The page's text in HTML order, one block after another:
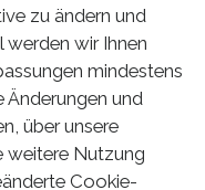
zu ändern und
werden wir Ihnen
mindestens
Änderungen und
über unsere
weitere Nutzung
Cookie-